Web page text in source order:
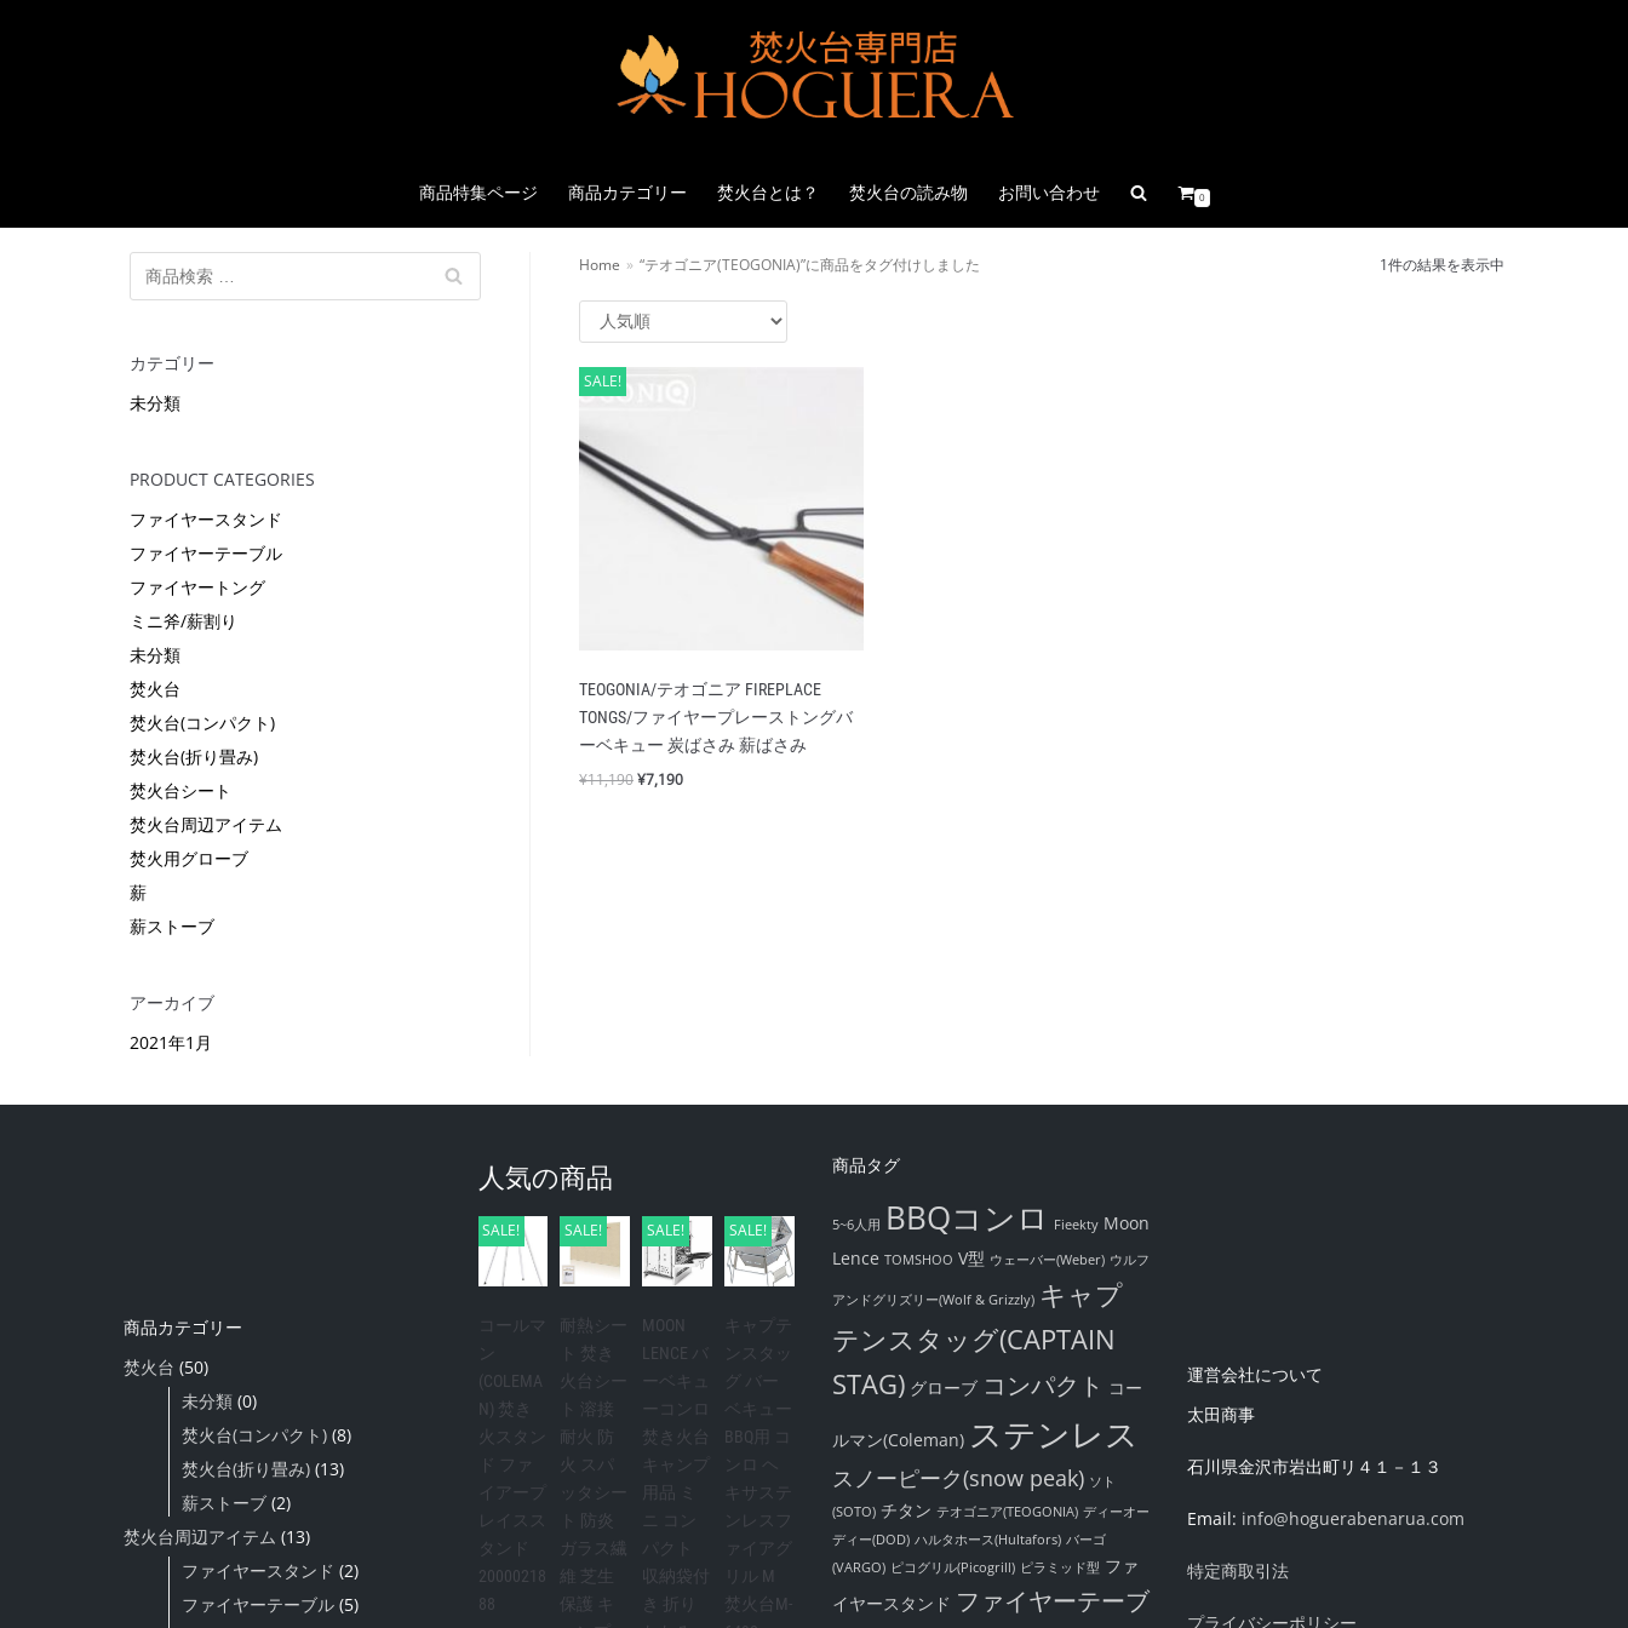
商品特集ページ 商品カテゴリー 焚火台とは？ 焚火台の読み物 お問い合わせ 0
検
索
:
検
カテゴリー
未分類
PRODUCT CATEGORIES
ファイヤースタンド
ファイヤーテーブル
ファイヤートング
ミニ斧/薪割り
未分類
焚火台
焚火台(コンパクト)
焚火台(折り畳み)
焚火台シート
焚火台周辺アイテム
焚火用グローブ
薪
薪ストーブ
アーカイブ
2021年1月
Home » “テオゴニア(TEOGONIA)”に商品をタグ付けしました 1件の結果を表示中
SALE!
TEOGONIA/テオゴニア FIREPLACE
TONGS/ファイヤープレーストングバ
ーベキュー 炭ばさみ 薪ばさみ
¥11,190¥7,190
商品カテゴリー
焚火台 (50)
未分類 (0)
焚火台(コンパクト) (8)
焚火台(折り畳み) (13)
薪ストーブ (2)
焚火台周辺アイテム (13)
ファイヤースタンド (2)
ファイヤーテーブル (5)
人気の商品
SALE!
コールマ
ン
(COLEMA
N) 焚き
火スタン
ド ファ
イアープ
レイスス
タンド
20000218
88
SALE!
耐熱シー
ト 焚き
火台シー
ト 溶接
耐火 防
火 スパ
ッタシー
ト 防炎
ガラス繊
維 芝生
保護 キ
SALE!
MOON
LENCE バ
ーベキュ
ーコンロ
焚き火台
キャンプ
用品 ミ
ニ コン
パクト
収納袋付
き 折り
SALE!
キャプテ
ンスタッ
グ バー
ベキュー
BBQ用 コ
ンロ ヘ
キサステ
ンレスフ
ァイアグ
リル M
焚火台M-
商品タグ
5~6人用 BBQコンロ Fieekty Moon
Lence TOMSHOO V型 ウェーバー(Weber) ウルフ
アンドグリズリー(Wolf & Grizzly) キャプ
テンスタッグ(CAPTAIN
STAG) グローブ コンパクト コー
ルマン(Coleman) ステンレス
スノーピーク(snow peak) ソト
(SOTO) チタン テオゴニア(TEOGONIA) ディーオー
ディー(DOD) ハルタホース(Hultafors) バーゴ
(VARGO) ピコグリル(Picogrill) ピラミッド型 ファ
イヤースタンド ファイヤーテーブ
運営会社について
太田商事
石川県金沢市岩出町リ４１－１３
Email: info@hoguerabenarua.com
特定商取引法
プライバシーポリシー